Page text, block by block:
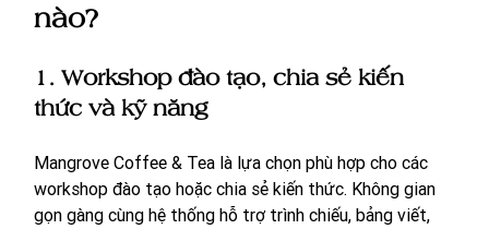
nào?
1. Workshop đào tạo, chia sẻ kiến
thức và kỹ năng
Mangrove Coffee & Tea là lựa chọn phù hợp cho các
workshop đào tạo hoặc chia sẻ kiến thức. Không gian
gọn gàng cùng hệ thống hỗ trợ trình chiếu, bảng viết,